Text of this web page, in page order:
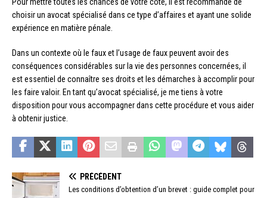
Pour mettre toutes les chances de votre côté, il est recommandé de
choisir un avocat spécialisé dans ce type d’affaires et ayant une solide
expérience en matière pénale.
Dans un contexte où le faux et l’usage de faux peuvent avoir des
conséquences considérables sur la vie des personnes concernées, il
est essentiel de connaître ses droits et les démarches à accomplir pour
les faire valoir. En tant qu’avocat spécialisé, je me tiens à votre
disposition pour vous accompagner dans cette procédure et vous aider
à obtenir justice.
PRÉCÉDENT
Les conditions d’obtention d’un brevet : guide complet pour